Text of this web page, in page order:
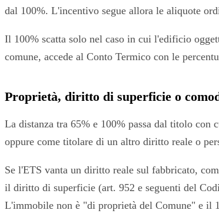
dal 100%. L'incentivo segue allora le aliquote
Il 100% scatta solo nel caso in cui l'edificio
comune, accede al Conto Termico con le
Proprietà, diritto di superficie o
La distanza tra 65% e 100% passa dal titolo
oppure come titolare di un altro diritto reale o
Se l'ETS vanta un diritto reale sul fabbricato,
il diritto di superficie (art. 952 e seguenti del
L'immobile non è "di proprietà del Comune" e il